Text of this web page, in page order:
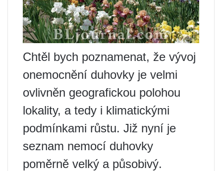
Chtěl bych poznamenat, že vývoj
onemocnění duhovky je velmi
ovlivněn geografickou polohou
lokality, a tedy i klimatickými
podmínkami růstu. Již nyní je
seznam nemocí duhovky
poměrně velký a působivý.